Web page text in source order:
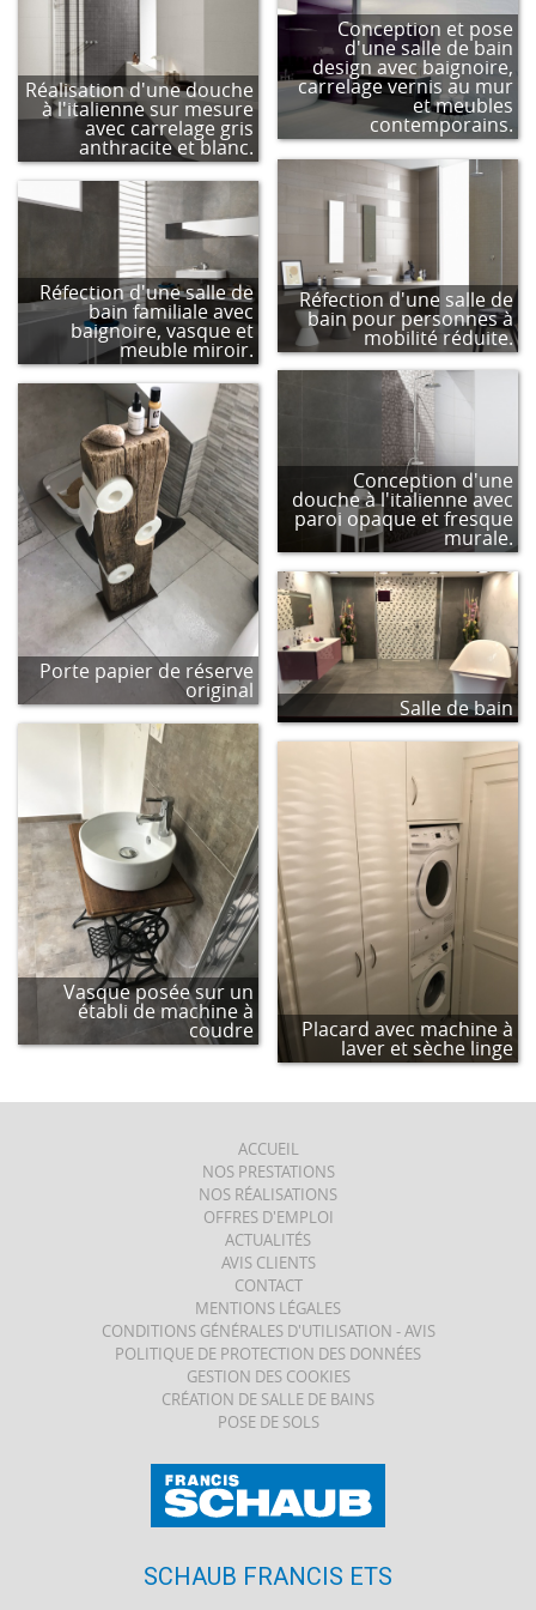
Réalisation d'une douche
à l'italienne sur mesure
avec carrelage gris
anthracite et blanc.
Conception et pose
d'une salle de bain
design avec baignoire,
carrelage vernis au mur
et meubles
contemporains.
Réfection d'une salle de
bain pour personnes à
mobilité réduite.
Réfection d'une salle de
bain familiale avec
baignoire, vasque et
meuble miroir.
Conception d'une
douche à l'italienne avec
paroi opaque et fresque
murale.
Porte papier de réserve
original
Salle de bain
Vasque posée sur un
établi de machine à
coudre Placard avec machine à
laver et sèche linge
ACCUEIL
NOS PRESTATIONS
NOS RÉALISATIONS
OFFRES D'EMPLOI
ACTUALITÉS
AVIS CLIENTS
CONTACT
MENTIONS LÉGALES
CONDITIONS GÉNÉRALES D'UTILISATION - AVIS
POLITIQUE DE PROTECTION DES DONNÉES
GESTION DES COOKIES
CRÉATION DE SALLE DE BAINS
POSE DE SOLS
SCHAUB FRANCIS ETS